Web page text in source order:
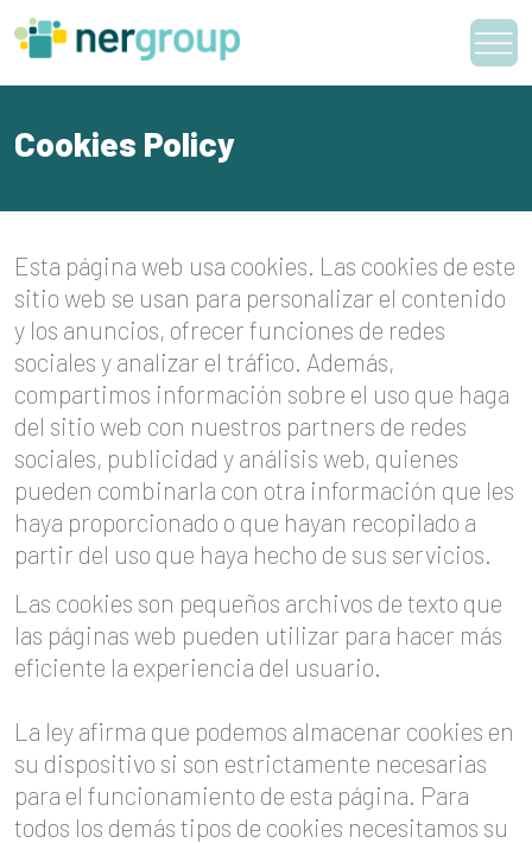
Skip
to
Cookies Policy
Esta página web usa cookies. Las cookies de este
sitio web se usan para personalizar el contenido
y los anuncios, ofrecer funciones de redes
sociales y analizar el tráfico. Además,
compartimos información sobre el uso que haga
del sitio web con nuestros partners de redes
sociales, publicidad y análisis web, quienes
pueden combinarla con otra información que les
haya proporcionado o que hayan recopilado a
partir del uso que haya hecho de sus servicios.
Las cookies son pequeños archivos de texto que
las páginas web pueden utilizar para hacer más
eficiente la experiencia del usuario.
La ley afirma que podemos almacenar cookies en
su dispositivo si son estrictamente necesarias
para el funcionamiento de esta página. Para
todos los demás tipos de cookies necesitamos su